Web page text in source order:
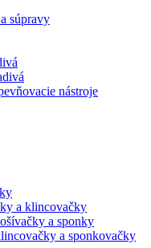
súpravy
nástroje
a klincovačky
a sponky
a sponkovačky